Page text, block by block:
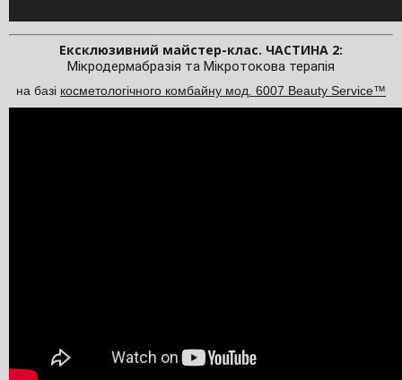
Ексклюзивний майстер-клас. ЧАСТИНА 2:
Мікродермабразія та Мікротокова терапія
на базі косметологічного комбайну мод. 6007 Beauty Service™